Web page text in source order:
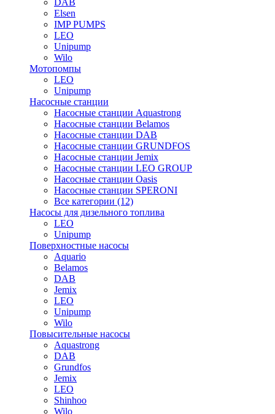
DAB
Elsen
IMP PUMPS
LEO
Unipump
Wilo
Мотопомпы
LEO
Unipump
Насосные станции
Насосные станции Aquastrong
Насосные станции Belamos
Насосные станции DAB
Насосные станции GRUNDFOS
Насосные станции Jemix
Насосные станции LEO GROUP
Насосные станции Oasis
Насосные станции SPERONI
Все категории (12)
Насосы для дизельного топлива
LEO
Unipump
Поверхностные насосы
Aquario
Belamos
DAB
Jemix
LEO
Unipump
Wilo
Повысительные насосы
Aquastrong
DAB
Grundfos
Jemix
LEO
Shinhoo
Wilo